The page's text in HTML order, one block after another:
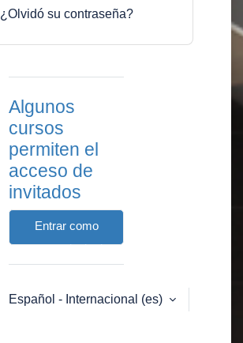
¿Olvidó su contraseña?
Algunos
cursos
permiten el
acceso de
invitados
Entrar como
Español - Internacional ‎(es)‎